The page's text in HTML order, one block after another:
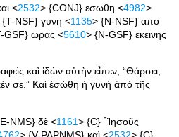
<2532> {CONJ} εσωθη <4982>
{T-NSF} γυνη <1135> {N-NSF} απο
GSF} ωρας <5610> {N-GSF} εκεινης
καὶ ἰδὼν αὐτὴν εἶπεν, “Θάρσει,
σε.” Καὶ ἐσώθη ἡ γυνὴ ἀπὸ τῆς
NMS} δὲ <1161> {C} ˚Ἰησοῦς
> {V-PAPNMS} καὶ <2532> {C}